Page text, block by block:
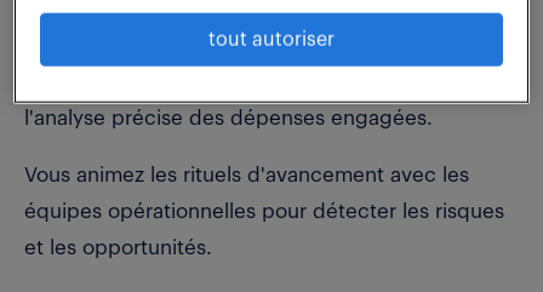
l'analyse précise des dépenses engagées.
Vous animez les rituels d'avancement avec les
équipes opérationnelles pour détecter les risques
et les opportunités.
tout autoriser